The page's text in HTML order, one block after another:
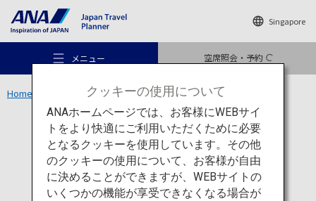
Singapore
メニュー 空席照会・予約
おすすめの旅
Home 関西エリア 姫路城
文化 兵庫
姫路城
クッキーの使用について
ANAホームページでは、お客様にWEBサイ
トをより快適にご利用いただくために必要
となるクッキーを使用しています。その他
のクッキーの使用について、お客様が自由
に決めることができますが、WEBサイトの
いくつかの機能が享受できなくなる場合が